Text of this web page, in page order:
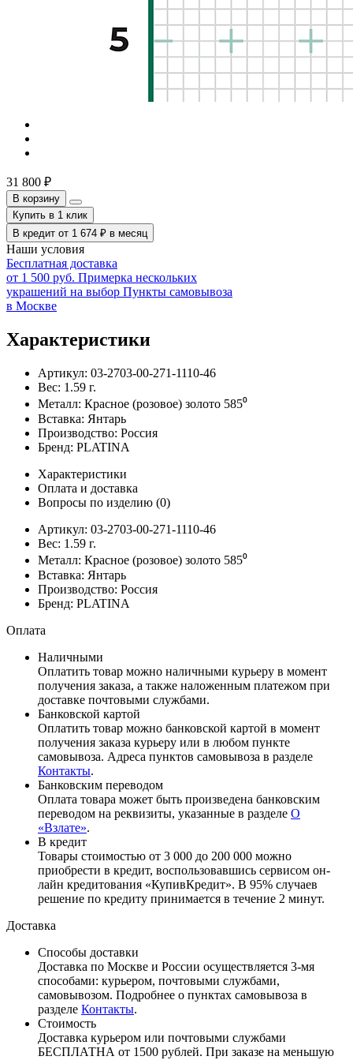
31 800 ₽
В корзину
Купить в 1 клик
В кредит от 1 674 ₽ в месяц
Наши условия
Бесплатная доставка
от 1 500 руб. Примерка нескольких
украшений на выбор Пункты самовывоза
в Москве
Характеристики
Артикул: 03-2703-00-271-1110-46
Вес: 1.59 г.
Металл: Красное (розовое) золото 585⁰
Вставка: Янтарь
Производство: Россия
Бренд: PLATINA
Характеристики
Оплата и доставка
Вопросы по изделию (0)
Артикул: 03-2703-00-271-1110-46
Вес: 1.59 г.
Металл: Красное (розовое) золото 585⁰
Вставка: Янтарь
Производство: Россия
Бренд: PLATINA
Оплата
Наличными
Оплатить товар можно наличными курьеру в момент
получения заказа, а также наложенным платежом при
доставке почтовыми службами.
Банковской картой
Оплатить товар можно банковской картой в момент
получения заказа курьеру или в любом пункте
самовывоза. Адреса пунктов самовывоза в разделе
Контакты.
Банковским переводом
Оплата товара может быть произведена банковским
переводом на реквизиты, указанные в разделе О
«Взлате».
В кредит
Товары стоимостью от 3 000 до 200 000 можно
приобрести в кредит, воспользовавшись сервисом он-
лайн кредитования «КупивКредит». В 95% случаев
решение по кредиту принимается в течение 2 минут.
Доставка
Способы доставки
Доставка по Москве и России осуществляется 3-мя
способами: курьером, почтовыми службами,
самовывозом. Подробнее о пунктах самовывоза в
разделе Контакты.
Стоимость
Доставка курьером или почтовыми службами
БЕСПЛАТНА от 1500 рублей. При заказе на меньшую